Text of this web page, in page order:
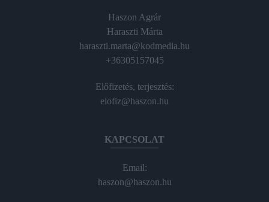
Haszon Agrár
Haraszti Márta
haraszti.marta@kodmedia.hu
+36305157045
Előfizetés, terjesztés:
elofiz@haszon.hu
KAPCSOLAT
Email:
haszon@haszon.hu